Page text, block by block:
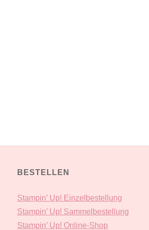
BESTELLEN
Stampin’ Up! Einzelbestellung
Stampin’ Up! Sammelbestellung
Stampin’ Up! Online-Shop